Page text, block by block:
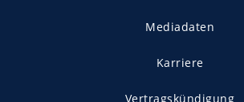
Mediadaten
Karriere
Vertragskündigung